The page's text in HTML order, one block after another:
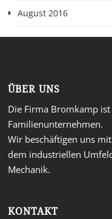
August 2016
ÜBER UNS
Die Firma Bromkamp
Familienunternehmen.
Wir beschäftigen uns
dem industriellen
Mechanik.
KONTAKT